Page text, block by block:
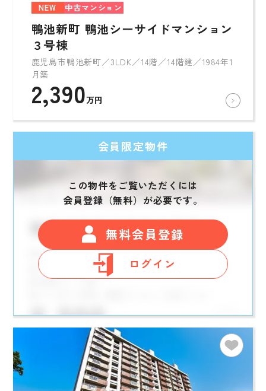
NEW 中古マンション
鴨池新町 鴨池シーサイドマンション
３号棟
鹿児島市鴨池新町／3LDK／14階／14階建／1984年1
月築
2,390万円
会員限定物件
この物件をご覧いただくには
会員登録（無料）が必要です。
無料会員登録
ログイン